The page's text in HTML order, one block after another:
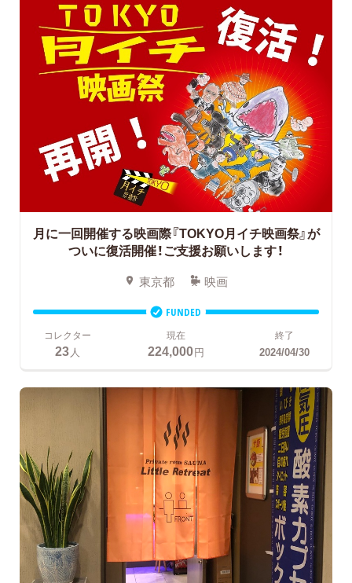
月に一回開催する映画際『TOKYO月イチ映画祭』が
ついに復活開催！ご支援お願いします！
東京都 映画
FUNDED
コレクター
23人
現在
224,000円
終了
2024/04/30